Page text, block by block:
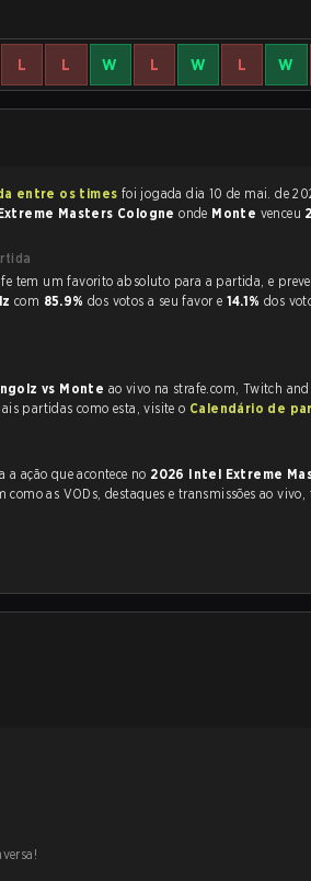
L L W L W L W
entre os times
Masters Cologneonde Monte venceu
vitória
com 85.9% dos votos a seu favor e 14.1% dos
vs Monte ao vivo na strafe.com, Twitch
partidas como esta, visite o Calendário de
a ação que acontece no 2026 Intel Extreme
tudo na